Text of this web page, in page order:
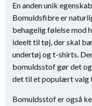
En anden unik
Bomuldsfibre er
behagelig følelse mod
ideelt til tøj, der skal
undertøj og t-shirts.
bomuldsstof gør det
det til et populært valg
Bomuldsstof er også